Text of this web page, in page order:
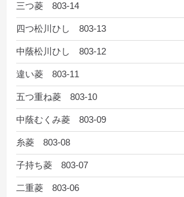
三つ菱 803-14
四つ松川ひし 803-13
中蔭松川ひし 803-12
違い菱 803-11
五つ重ね菱 803-10
中蔭むくみ菱 803-09
糸菱 803-08
子持ち菱 803-07
二重菱 803-06